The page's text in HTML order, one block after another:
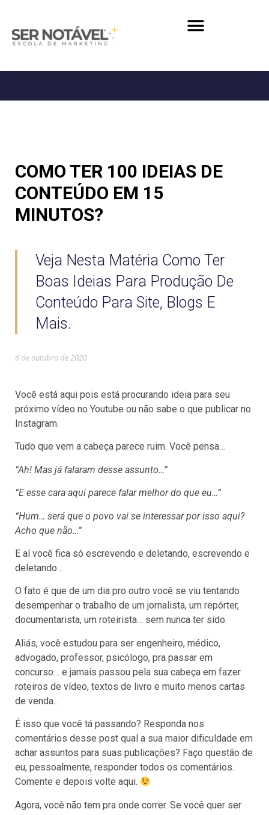
COMO TER 100 IDEIAS DE
CONTEÚDO EM 15
MINUTOS?
Veja Nesta Matéria Como Ter
Boas Ideias Para Produção De
Conteúdo Para Site, Blogs E
Mais.
6 de outubro de 2020
Você está aqui pois está procurando ideia para seu
próximo vídeo no Youtube ou não sabe o que publicar no
Instagram.
Tudo que vem a cabeça parece ruim. Você pensa…
“Ah! Mas já falaram desse assunto…”
“E esse cara aqui parece falar melhor do que eu…”
“Hum… será que o povo vai se interessar por isso aqui?
Acho que não…”
E aí você fica só escrevendo e deletando, escrevendo e
deletando…
O fato é que de um dia pro outro você se viu tentando
desempenhar o trabalho de um jornalista, um repórter,
documentarista, um roteirista… sem nunca ter sido.
Aliás, você estudou para ser engenheiro, médico,
advogado, professor, psicólogo, pra passar em
concurso… e jamais passou pela sua cabeça em fazer
roteiros de vídeo, textos de livro e muito menos cartas
de venda..
É isso que você tá passando? Responda nos
comentários desse post qual a sua maior dificuldade em
achar assuntos para suas publicações? Faço questão de
eu, pessoalmente, responder todos os comentários.
Comente e depois volte aqui.
Agora, você não tem pra onde correr. Se você quer ser